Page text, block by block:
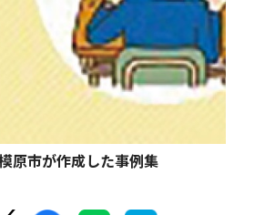
原市が作成した事例集